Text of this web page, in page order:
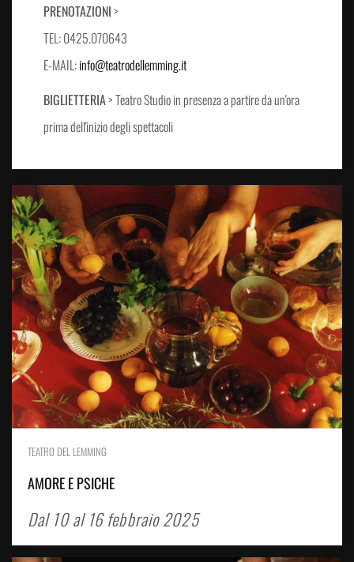
PRENOTAZIONI>
TEL: 0425.070643
E-MAIL:info@teatrodellemming.it
BIGLIETTERIA> Teatro Studio in presenza a partire da un'ora
prima dell'inizio degli spettacoli
TEATRO DEL LEMMING
AMORE E PSICHE
Dal 10 al 16 febbraio 2025